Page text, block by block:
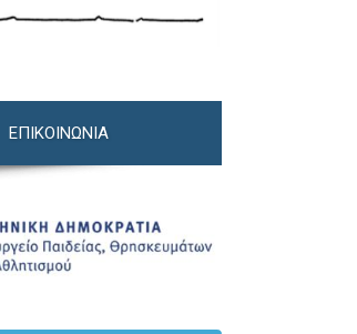
ΕΠΙΚΟΙΝΩΝΊΑ